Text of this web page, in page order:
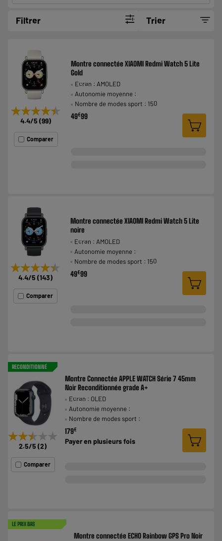
Filtrer Trier
★★★★★
★★★★★
4.4/5 (99)
Comparer
Montre connectée XIAOMI Redmi Watch 5 Lite
Gold
Ecran : AMOLED
Autonomie moyenne :
Nombre de modes sport : 150
49€99
★★★★★
★★★★★
4.4/5 (143)
Comparer
Montre connectée XIAOMI Redmi Watch 5 Lite
noire
Ecran : AMOLED
Autonomie moyenne :
Nombre de modes sport : 150
49€99
RECONDITIONNÉ
★★★★★
★★★★★
2.5/5 (2)
Comparer
Montre Connectée APPLE WATCH Série 7 45mm
Noir Reconditionnée grade A+
Ecran : OLED
Autonomie moyenne :
Nombre de modes sport :
179€
Payer en plusieurs fois
LE PRIX BAS
Montre connectée ECHO Rainbow GPS Pro Noir